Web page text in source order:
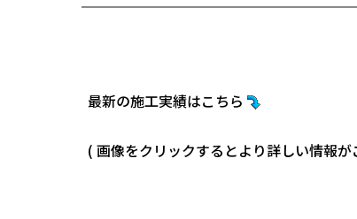
最新の施工実績はこちら
( 画像をクリックするとより詳しい情報